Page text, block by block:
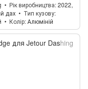
Рік виробництва 2022,
дах
Тип кузову
Колір Алюміній